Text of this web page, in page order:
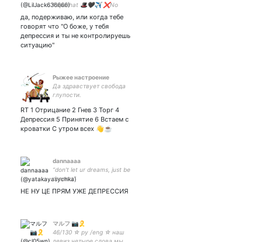
Paperhat 🎩🖤✈️ ❌No
да, подерживаю, или когда тебе
говорят что "О боже, у тебя
депрессия и ты не контролируешь
ситуацию"
Рыжее настроение
Да здравствует свобода
глупости.
RT 1 Отрицание 2 Гнев 3 Торг 4
Депрессия 5 Принятие 6 Встаем с
кроватки С утром всех 👋☕
dannaaaa
“don’t let ur dreams, just be
dreams”
НЕ НУ ЦЕ ПРЯМ УЖЕ ДЕПРЕССИЯ
マルフ 📷🎗
46/130 ☆ py /eng ☆ наш